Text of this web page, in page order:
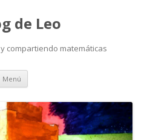
de Leo
compartiendo matemáticas
Menú Saltar
contenido